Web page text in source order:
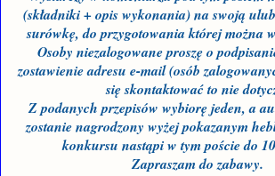
(składniki + opis wykonania) na swoją
surówkę, do przygotowania której można
Osoby niezalogowane proszę o
zostawienie adresu e-mail (osób
się skontaktować to nie
Z podanych przepisów wybiorę jeden, a
zostanie nagrodzony wyżej pokazanym
konkursu nastąpi w tym poście do 10
Zapraszam do zabawy.